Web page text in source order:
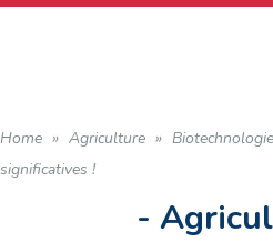
Home » Agriculture »
significatives !
-